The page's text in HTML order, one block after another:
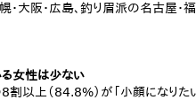
大阪・広島、釣り眉派の名古屋・福
女性は少ない
割以上（84.8%）が「小顔になりた